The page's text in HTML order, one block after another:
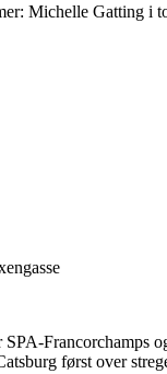
Michelle Gatting i
Francorchamps
først over